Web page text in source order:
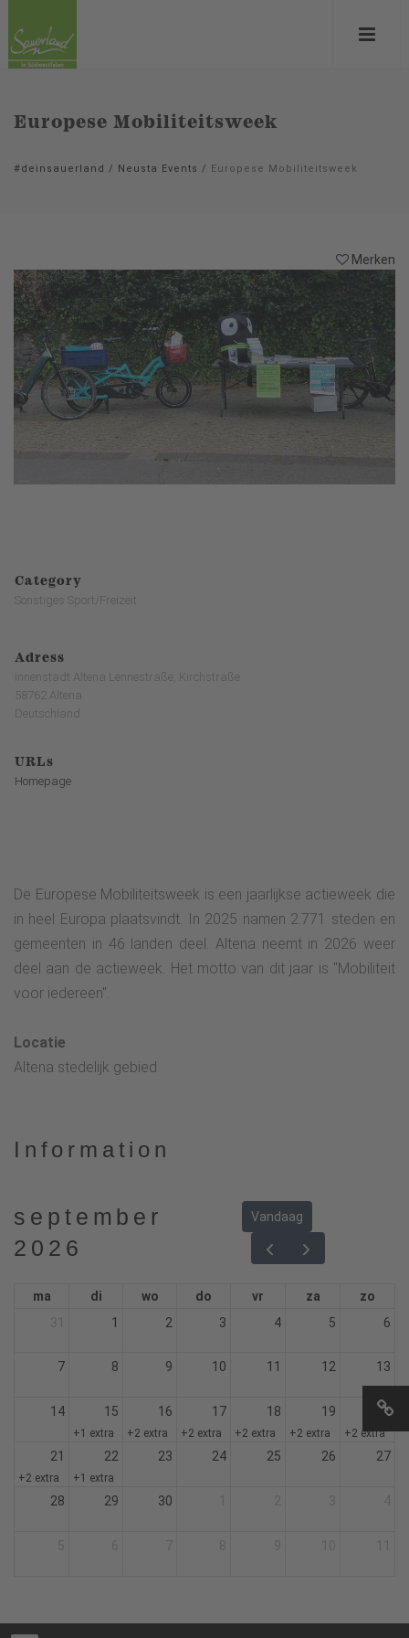
Europese Mobiliteitsweek
#deinsauerland / Neusta Events / Europese Mobiliteitsweek
Merken
Category
Sonstiges Sport/Freizeit
Adress
Innenstadt Altena Lennestraße, Kirchstraße
58762 Altena
Deutschland
URLs
Homepage
De Europese Mobiliteitsweek is een jaarlijkse actieweek die
in heel Europa plaatsvindt. In 2025 namen 2.771 steden en
gemeenten in 46 landen deel. Altena neemt in 2026 weer
deel aan de actieweek. Het motto van dit jaar is "Mobiliteit
voor iedereen".
Locatie
Altena stedelijk gebied
Information
september
2026
Vandaag
ma di wo do vr za
zo
1 2 3 4 5 6
7 8 9 10 11 12 13
14 15
+1 extra
16
+2 extra
17
+2 extra
18
+2 extra
19
+2 extra
20
+2 extra
21
+2 extra
22
+1 extra
23 24 25 26 27
28 29 30